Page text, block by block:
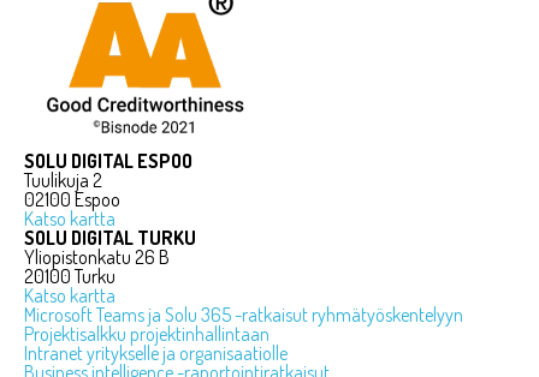
SOLU DIGITAL ESPOO
Tuulikuja 2
02100 Espoo
Katso kartta
SOLU DIGITAL TURKU
Yliopistonkatu 26 B
20100 Turku
Katso kartta
Microsoft Teams ja Solu 365 -ratkaisut ryhmätyöskentelyyn
Projektisalkku projektinhallintaan
Intranet yritykselle ja organisaatiolle